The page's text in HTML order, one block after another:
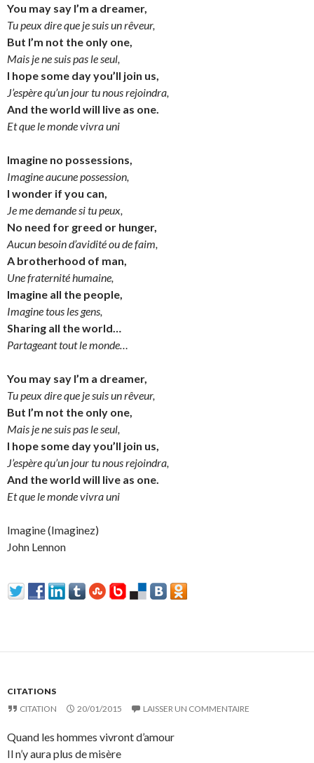
You may say I’m a dreamer,
Tu peux dire que je suis un rêveur,
But I’m not the only one,
Mais je ne suis pas le seul,
I hope some day you’ll join us,
J’espère qu’un jour tu nous rejoindra,
And the world will live as one.
Et que le monde vivra uni
Imagine no possessions,
Imagine aucune possession,
I wonder if you can,
Je me demande si tu peux,
No need for greed or hunger,
Aucun besoin d’avidité ou de faim,
A brotherhood of man,
Une fraternité humaine,
Imagine all the people,
Imagine tous les gens,
Sharing all the world…
Partageant tout le monde…
You may say I’m a dreamer,
Tu peux dire que je suis un rêveur,
But I’m not the only one,
Mais je ne suis pas le seul,
I hope some day you’ll join us,
J’espère qu’un jour tu nous rejoindra,
And the world will live as one.
Et que le monde vivra uni
Imagine (Imaginez)
John Lennon
CITATIONS
CITATION
20/01/2015 LAISSER UN COMMENTAIRE
Quand les hommes vivront d’amour
Il n’y aura plus de misère